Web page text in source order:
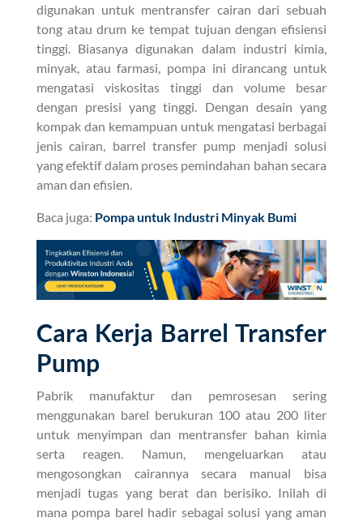
digunakan untuk mentransfer cairan dari sebuah
tong atau drum ke tempat tujuan dengan efisiensi
tinggi. Biasanya digunakan dalam industri kimia,
minyak, atau farmasi, pompa ini dirancang untuk
mengatasi viskositas tinggi dan volume besar
dengan presisi yang tinggi. Dengan desain yang
kompak dan kemampuan untuk mengatasi berbagai
jenis cairan, barrel transfer pump menjadi solusi
yang efektif dalam proses pemindahan bahan secara
aman dan efisien.
Baca juga: Pompa untuk Industri Minyak Bumi
Cara Kerja Barrel Transfer
Pump
Pabrik manufaktur dan pemrosesan sering
menggunakan barel berukuran 100 atau 200 liter
untuk menyimpan dan mentransfer bahan kimia
serta reagen. Namun, mengeluarkan atau
mengosongkan cairannya secara manual bisa
menjadi tugas yang berat dan berisiko. Inilah di
mana pompa barel hadir sebagai solusi yang aman